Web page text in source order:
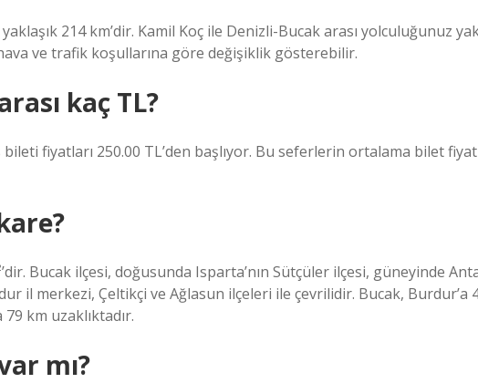
214 km’dir. Kamil Koç ile Denizli-Bucak arası yolculuğunuz
ve trafik koşullarına göre değişiklik gösterebilir.
kaç TL?
fiyatları 250.00 TL’den başlıyor. Bu seferlerin ortalama bilet
Bucak ilçesi, doğusunda Isparta’nın Sütçüler ilçesi, güneyinde
il merkezi, Çeltikçi ve Ağlasun ilçeleri ile çevrilidir. Bucak, Burdur’a
km uzaklıktadır.
mı?